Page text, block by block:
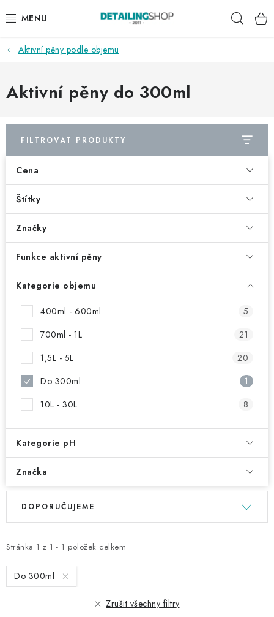
na
AKCE
NOVINKY
DÁRKOVÉ SADY A POUKAZY
ČLÁNKY
NAŠE SLUŽBY
KONTAKTY
PRODÁVANÉ ZNAČKY
Věrnostní program
Aktivní pěny podle objemu
Aktivní pěny do 300ml
FILTROVAT PRODUKTY
Cena
Štítky
Značky
Funkce aktivní pěny
Kategorie objemu
400ml - 600ml
5
700ml - 1L
21
1,5L - 5L
20
Do 300ml
1
10L - 30L
8
Kategorie pH
Značka
V
i
s
p
Stránka 1 z 1 - 1 položek celkem
Ř
e
n
í
DOPORUČUJEME
Do 300ml
Zrušit všechny filtry